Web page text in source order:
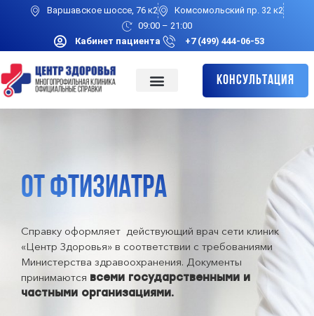
Варшавское шоссе, 76 к2
Комсомольский пр. 32 к2
09:00 – 21:00
Кабинет пациента
+7 (499) 444-06-53
Консультация
ОТ ФТИЗИАТРА
Справку оформляет действующий врач сети клиник
«Центр Здоровья» в соответствии с требованиями
Министерства здравоохранения. Документы
принимаются всеми государственными и
частными организациями.